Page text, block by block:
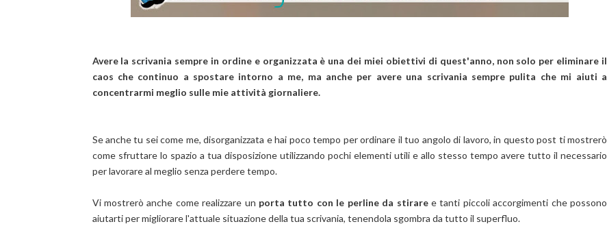
Avere la scrivania sempre in ordine e organizzata è una dei miei obiettivi di quest'anno, non solo per eliminare il
caos che continuo a spostare intorno a me, ma anche per avere una scrivania sempre pulita che mi aiuti a
concentrarmi meglio sulle mie attività giornaliere.
Se anche tu sei come me, disorganizzata e hai poco tempo per ordinare il tuo angolo di lavoro, in questo post ti mostrerò
come sfruttare lo spazio a tua disposizione utilizzando pochi elementi utili e allo stesso tempo avere tutto il necessario
per lavorare al meglio senza perdere tempo.
Vi mostrerò anche come realizzare un porta tutto con le perline da stiraree tanti piccoli accorgimenti che possono
aiutarti per migliorare l'attuale situazione della tua scrivania, tenendola sgombra da tutto il superfluo.